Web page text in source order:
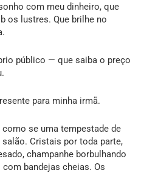
com meu dinheiro, que
os lustres. Que brilhe no
público — que saiba o preço
para minha irmã.
se uma tempestade de
Cristais por toda parte,
champanhe borbulhando
bandejas cheias. Os